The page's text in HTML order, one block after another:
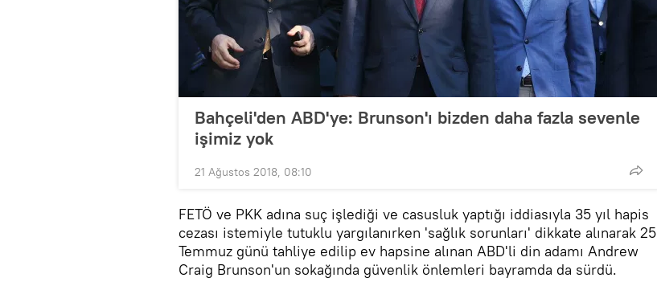
Bahçeli'den ABD'ye: Brunson'ı bizden daha fazla sevenle
işimiz yok
21 Ağustos 2018, 08:10
FETÖ ve PKK adına suç işlediği ve casusluk yaptığı iddiasıyla 35 yıl hapis
cezası istemiyle tutuklu yargılanırken 'sağlık sorunları' dikkate alınarak 25
Temmuz günü tahliye edilip ev hapsine alınan ABD'li din adamı Andrew
Craig Brunson'un sokağında güvenlik önlemleri bayramda da sürdü.